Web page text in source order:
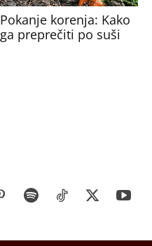
Pokanje korenja: Kako
ga preprečiti po suši